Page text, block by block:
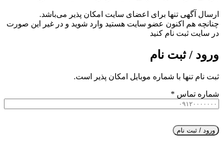
ارسال آگهی تنها برای اعضای سایت امکان پذیر می‌باشد.
چنانچه هم‌ اکنون عضو سایت هستید وارد شوید و در غیر این صورت
در سایت ثبت نام کنید
ورود / ثبت نام
ثبت نام تنها با شماره موبایل امکان پذیر است.
شماره تماس *
ورود / ثبت نام